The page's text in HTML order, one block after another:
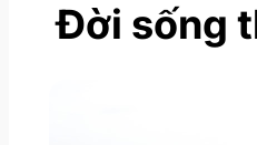
Đời sống